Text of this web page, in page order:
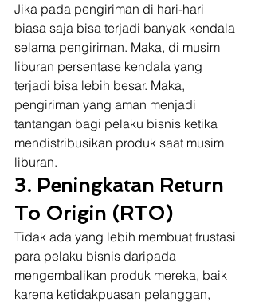
Jika pada pengiriman di hari-hari
biasa saja bisa terjadi banyak kendala
selama pengiriman. Maka, di musim
liburan persentase kendala yang
terjadi bisa lebih besar. Maka,
pengiriman yang aman menjadi
tantangan bagi pelaku bisnis ketika
mendistribusikan produk saat musim
liburan.
3. Peningkatan Return
To Origin (RTO)
Tidak ada yang lebih membuat frustasi
para pelaku bisnis daripada
mengembalikan produk mereka, baik
karena ketidakpuasan pelanggan,